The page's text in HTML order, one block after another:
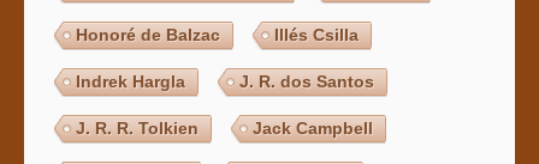
Honoré de Balzac Illés Csilla
Indrek Hargla J. R. dos Santos
J. R. R. Tolkien Jack Campbell